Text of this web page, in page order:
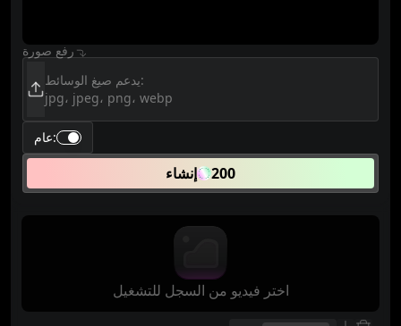
رفع صورة
يدعم صيغ الوسائط:
jpg، jpeg، png، webp
عام:
إنشاء 200
اختر فيديو من السجل للتشغيل